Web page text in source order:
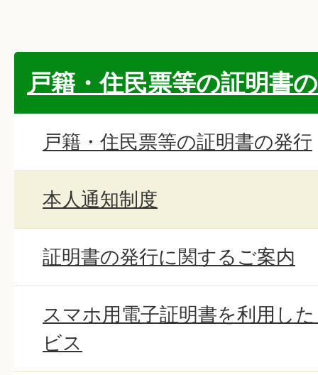
戸籍・住民票等の証明書
戸籍・住民票等の証明書の発行
本人通知制度
証明書の発行に関するご案内
スマホ用電子証明書を利用し
ビス